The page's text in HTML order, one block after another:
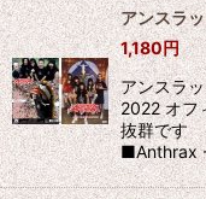
並び順:
アンスラ
1,180円
アンスラ
2022 オフ
抜群です
■Anthrax